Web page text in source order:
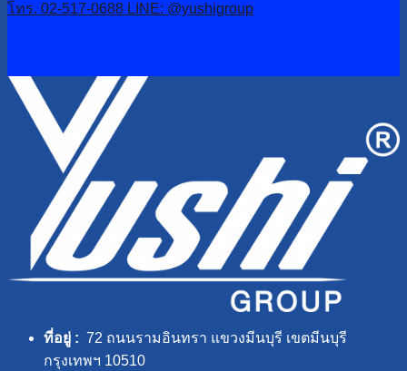
โทร. 02-517-0688 LINE: @yushigroup
ที่อยู่ : 72 ถนนรามอินทรา แขวงมีนบุรี เขตมีนบุรี
กรุงเทพฯ 10510